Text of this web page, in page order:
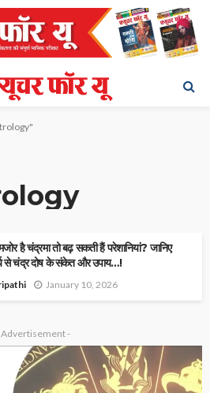
है चंद्रमा तो बढ़ सकती हैं परेशानियां? जानिए
से चंद्र दोष के संकेत और उपाय…!
January 10, 2026
Advertisement -